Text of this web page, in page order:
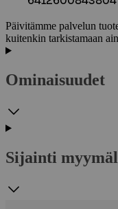
Päivitämme palvelun
kuitenkin tarkistamaan
Ominaisuudet
Sijainti